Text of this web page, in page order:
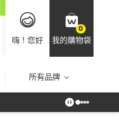
嗨！您好
0
我的購物袋
所有品牌